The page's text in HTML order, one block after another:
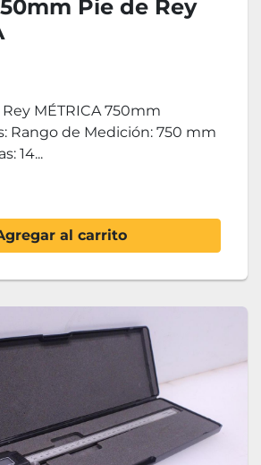
Pie de Rey
MÉTRICA 750mm
Rango de Medición: 750 mm
14...
al carrito